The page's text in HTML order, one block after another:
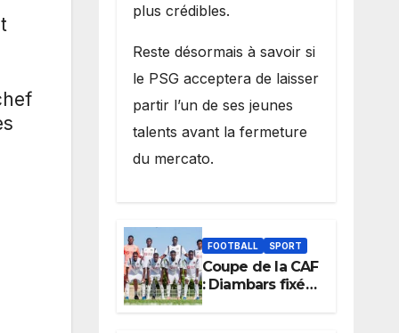
plus crédibles.
Reste désormais à savoir si
le PSG acceptera de laisser
partir l’un de ses jeunes
talents avant la fermeture
du mercato.
FOOTBALL SPORT
Coupe de la CAF
: Diambars fixé
sur son destin